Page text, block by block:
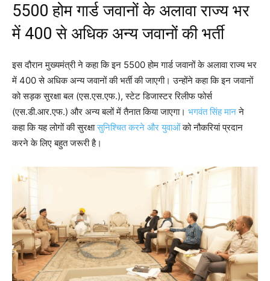
5500 होम गार्ड जवानों के अलावा राज्य भर
में 400 से अधिक अन्य जवानों की भर्ती
इस दौरान मुख्यमंत्री ने कहा कि इन 5500 होम गार्ड जवानों के अलावा राज्य भर
में 400 से अधिक अन्य जवानों की भर्ती की जाएगी। उन्होंने कहा कि इन जवानों
को सड़क सुरक्षा बल (एस.एस.एफ.), स्टेट डिजास्टर रिलीफ फोर्स
(एस.डी.आर.एफ.) और अन्य बलों में तैनात किया जाएगा। भगवंत सिंह मानने
कहा कि यह लोगों की सुरक्षासुनिश्चित करने और युवाओंको नौकरियां प्रदान
करने के लिए बहुत जरूरी है।